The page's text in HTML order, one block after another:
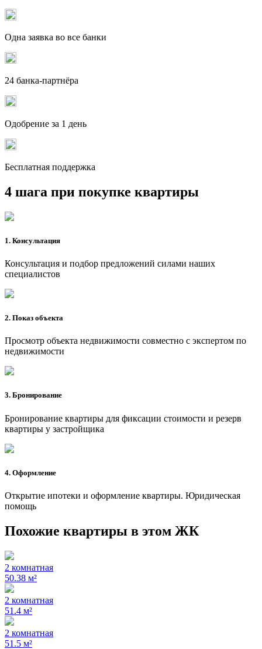
Одна заявка во все банки
24 банка-партнёра
Одобрение за 1 день
Бесплатная поддержка
4 шага при покупке квартиры
1. Консультация
Консультация и подбор предложений силами наших
специалистов
2. Показ объекта
Просмотр объекта недвижимости совместно с экспертом по
недвижимости
3. Бронирование
Бронирование квартиры для фиксации стоимости и резерв
квартиры у застройщика
4. Оформление
Открытие ипотеки и оформление квартиры. Юридическая
помощь
Похожие квартиры в этом ЖК
2 комнатная
50.38 м²
2 комнатная
51.4 м²
2 комнатная
51.5 м²